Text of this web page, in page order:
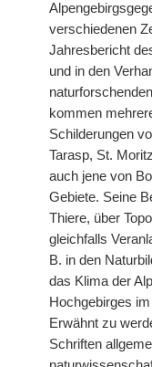
verschiedenen
Jahresbericht
und in den
kommen
Schilderungen
Tarasp, St.
auch jene von
Gebiete. Seine
Thiere, über
gleichfalls
B. in den
das Klima der
Hochgebirges
Erwähnt zu
Schriften